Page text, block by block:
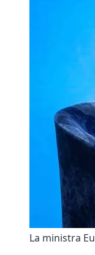
La ministra